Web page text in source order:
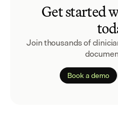
Get started
Join thousands of
Book a demo